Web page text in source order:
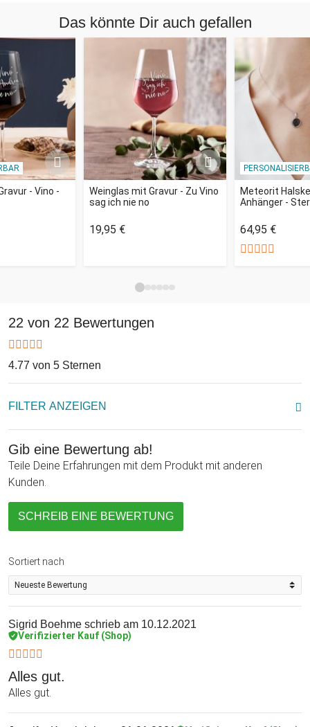
Geschenk verpackt unterm Baum eine gute Figur!
Das könnte Dir auch gefallen
- Vino -
Weinglas mit Gravur - Zu Vino
sag ich nie no
19,95 €
Meteorit
Anhänger -
64,95 €
22 von 22 Bewertungen
4.77 von 5 Sternen
FILTER ANZEIGEN
Gib eine Bewertung ab!
Teile Deine Erfahrungen mit dem Produkt mit anderen
Kunden.
SCHREIB EINE BEWERTUNG
Sortiert nach
Sigrid Boehme schrieb am 10.12.2021
Verifizierter Kauf (Shop)
Alles gut.
Alles gut.